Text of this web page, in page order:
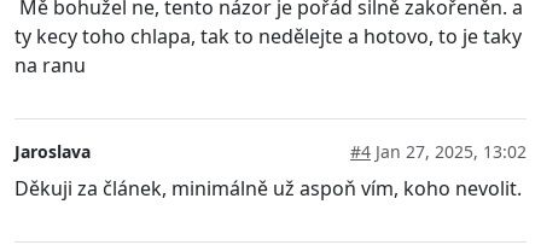
Mě bohužel ne, tento názor je pořád silně zakořeněn. a
ty kecy toho chlapa, tak to nedělejte a hotovo, to je taky
na ranu
Jaroslava #4 Jan 27, 2025, 13:02
Děkuji za článek, minimálně už aspoň vím, koho nevolit.